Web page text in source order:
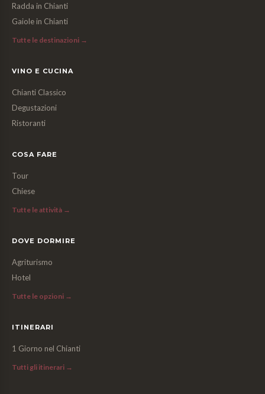
Radda in Chianti
Gaiole in Chianti
Tutte le destinazioni →
VINO E CUCINA
Chianti Classico
Degustazioni
Ristoranti
COSA FARE
Tour
Chiese
Tutte le attività →
DOVE DORMIRE
Agriturismo
Hotel
Tutte le opzioni →
ITINERARI
1 Giorno nel Chianti
Tutti gli itinerari →